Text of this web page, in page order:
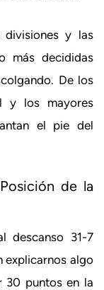
divisiones y las
más decididas
De los
y los mayores
el pie del
de la
descanso 31-7
explicarnos algo
30 puntos en la